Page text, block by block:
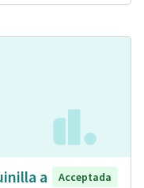
a
Acceptada